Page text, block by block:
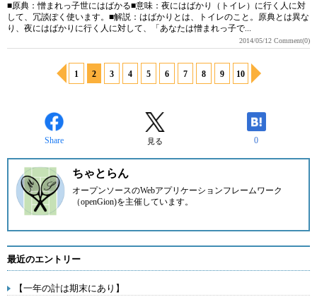
■原典：憎まれっ子世にはばかる■意味：夜にはばかり（トイレ）に行く人に対
して、冗談ぽく使います。■解説：はばかりとは、トイレのこと。原典とは異な
り、夜にはばかりに行く人に対して、「あなたは憎まれっ子で...
2014/05/12 Comment(0)
1 2 3 4 5 6 7 8 9 10
Share 見る 0
ちゃとらん
オープンソースのWebアプリケーションフレームワーク
（openGion)を主催しています。
最近のエントリー
【一年の計は期末にあり】